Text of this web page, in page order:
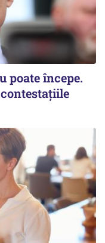
poate începe.